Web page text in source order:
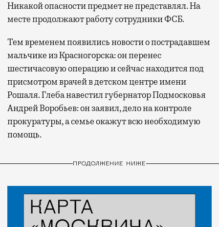
Никакой опасности предмет не представлял. На
месте продолжают работу сотрудники ФСБ.
Тем временем появились новости о пострадавшем
мальчике из Красногорска: он перенес
шестичасовую операцию и сейчас находится под
присмотром врачей в детском центре имени
Рошаля. Глеба навестил губернатор Подмосковья
Андрей Воробьев: он заявил, дело на контроле
прокуратуры, а семье окажут всю необходимую
помощь.
ПРОДОЛЖЕНИЕ НИЖЕ